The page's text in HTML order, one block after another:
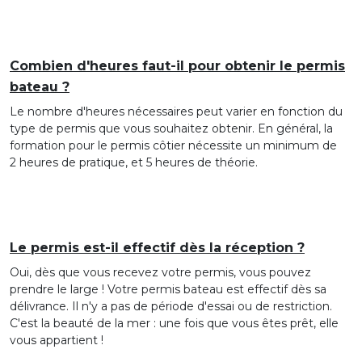
Combien d'heures faut-il pour obtenir le permis
bateau ?
Le nombre d'heures nécessaires peut varier en fonction du
type de permis que vous souhaitez obtenir. En général, la
formation pour le permis côtier nécessite un minimum de
2 heures de pratique, et 5 heures de théorie.
Le permis est-il effectif dès la réception ?
Oui, dès que vous recevez votre permis, vous pouvez
prendre le large ! Votre permis bateau est effectif dès sa
délivrance. Il n'y a pas de période d'essai ou de restriction.
C'est la beauté de la mer : une fois que vous êtes prêt, elle
vous appartient !